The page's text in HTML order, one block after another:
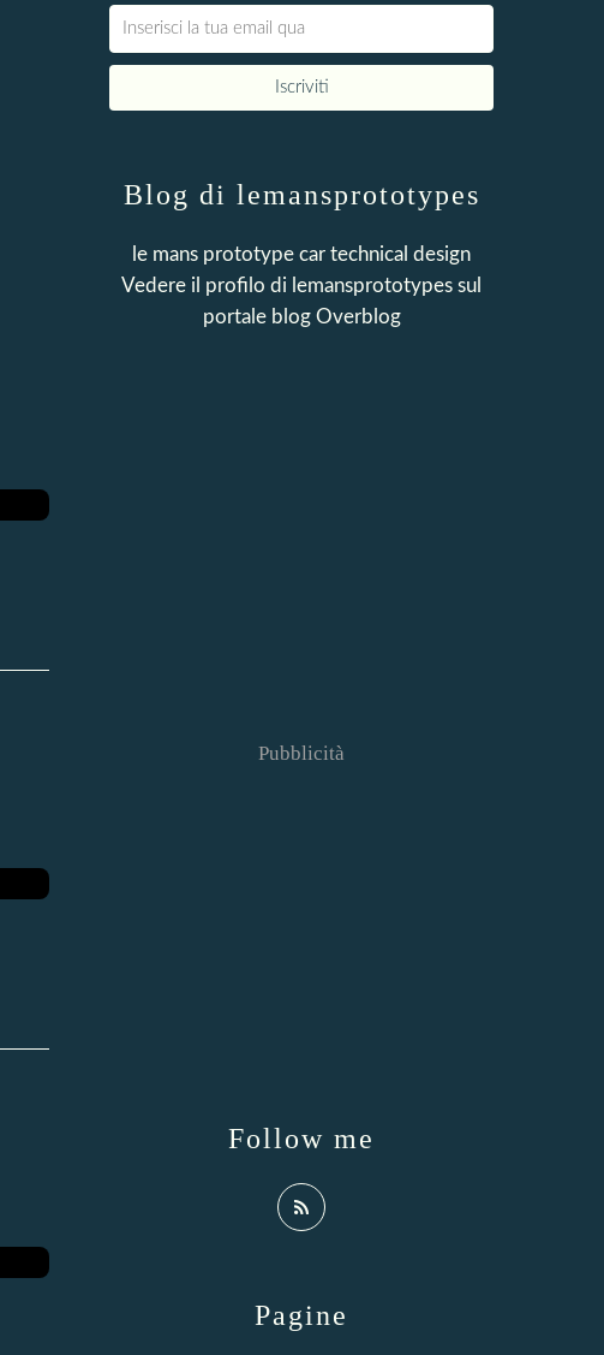
Pagine
Blog di lemansprototypes
le mans prototype car technical design
Vedere il profilo di lemansprototypes sul
portale blog Overblog
Follow me
Pubblicità